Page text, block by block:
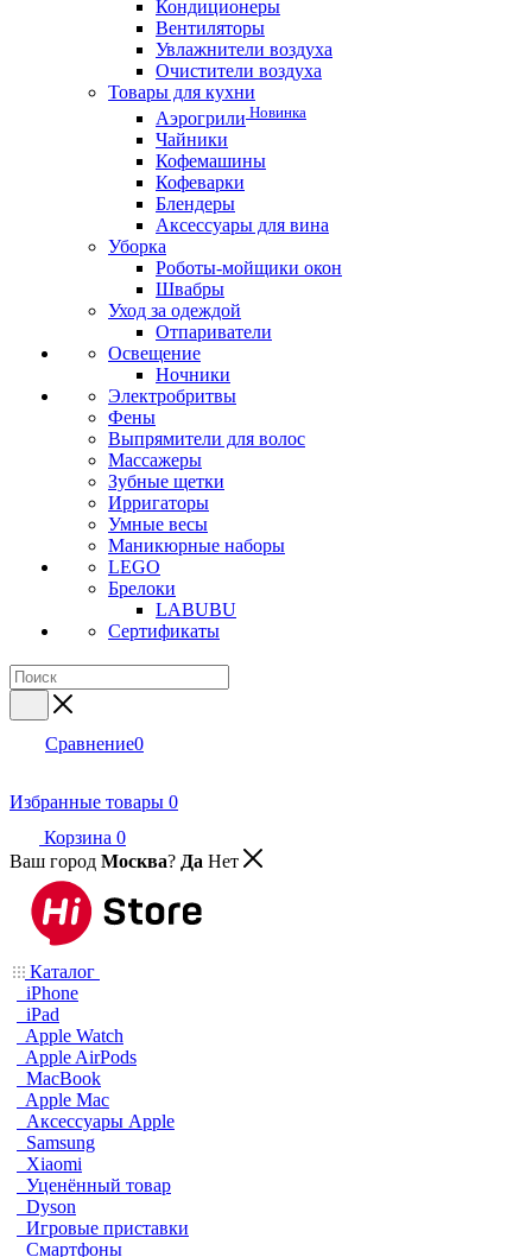
Кондиционеры
Вентиляторы
Увлажнители воздуха
Очистители воздуха
Товары для кухни
Аэрогрили Новинка
Чайники
Кофемашины
Кофеварки
Блендеры
Аксессуары для вина
Уборка
Роботы-мойщики окон
Швабры
Уход за одеждой
Отпариватели
Освещение
Ночники
Электробритвы
Фены
Выпрямители для волос
Массажеры
Зубные щетки
Ирригаторы
Умные весы
Маникюрные наборы
LEGO
Брелоки
LABUBU
Сертификаты
Сравнение0
Избранные товары 0
Корзина 0
Ваш город Москва? Да Нет
Каталог
iPhone
iPad
Apple Watch
Apple AirPods
MacBook
Apple Mac
Аксессуары Apple
Samsung
Xiaomi
Уценённый товар
Dyson
Игровые приставки
Смартфоны